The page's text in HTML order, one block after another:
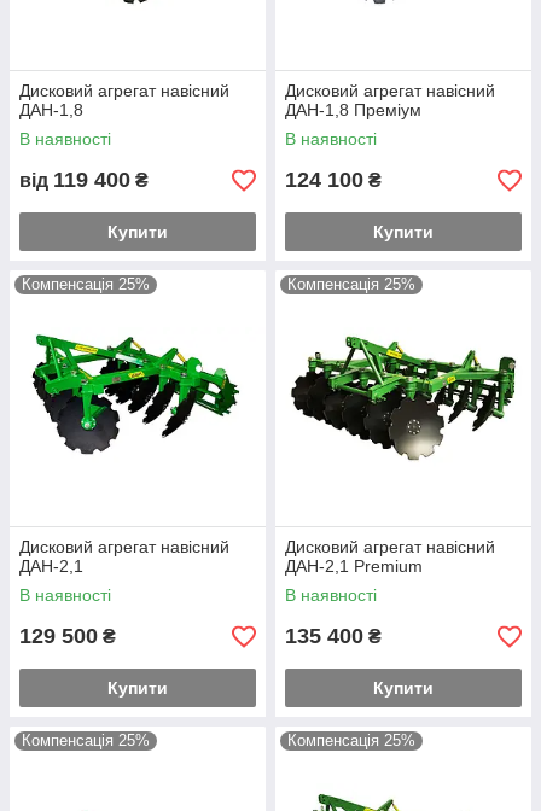
Дисковий агрегат навісний
ДАН-1,8
В наявності
від 119 400 ₴
Купити
Дисковий агрегат навісний
ДАН-1,8 Преміум
В наявності
124 100 ₴
Купити
Компенсація 25%
Дисковий агрегат навісний
ДАН-2,1
В наявності
129 500 ₴
Купити
Компенсація 25%
Дисковий агрегат навісний
ДАН-2,1 Premium
В наявності
135 400 ₴
Купити
Компенсація 25% Компенсація 25%